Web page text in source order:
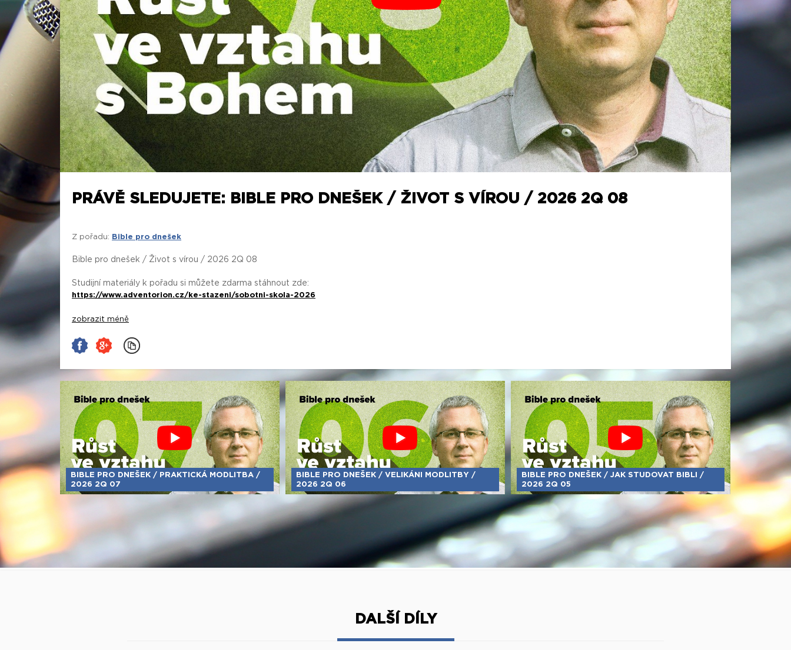
PRÁVĚ SLEDUJETE: BIBLE PRO DNEŠEK / ŽIVOT S VÍROU / 2026 2Q 08
Z pořadu: Bible pro dnešek
Bible pro dnešek / Život s vírou / 2026 2Q 08
Studijní materiály k pořadu si můžete zdarma stáhnout zde:
https://www.adventorion.cz/ke-stazeni/sobotni-skola-2026
zobrazit méně
BIBLE PRO DNEŠEK / PRAKTICKÁ MODLITBA /
2026 2Q 07
BIBLE PRO DNEŠEK / VELIKÁNI MODLITBY /
2026 2Q 06
BIBLE PRO DNEŠEK / JAK STUDOVAT BIBLI /
2026 2Q 05
DALŠÍ DÍLY